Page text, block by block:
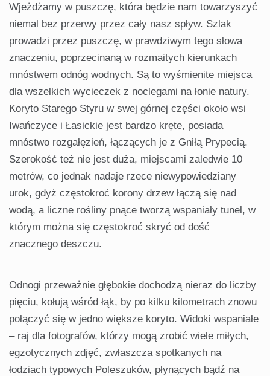
Wjeżdżamy w puszczę, która będzie nam towarzyszyć
niemal bez przerwy przez cały nasz spływ. Szlak
prowadzi przez puszczę, w prawdziwym tego słowa
znaczeniu, poprzecinaną w rozmaitych kierunkach
mnóstwem odnóg wodnych. Są to wyśmienite miejsca
dla wszelkich wycieczek z noclegami na łonie natury.
Koryto Starego Styru w swej górnej części około wsi
Iwańczyce i Łasickie jest bardzo kręte, posiada
mnóstwo rozgałęzień, łączących je z Gniłą Prypecią.
Szerokość też nie jest duża, miejscami zaledwie 10
metrów, co jednak nadaje rzece niewypowiedziany
urok, gdyż częstokroć korony drzew łączą się nad
wodą, a liczne rośliny pnące tworzą wspaniały tunel, w
którym można się częstokroć skryć od dość
znacznego deszczu.
Odnogi przeważnie głębokie dochodzą nieraz do liczby
pięciu, kołują wśród łąk, by po kilku kilometrach znowu
połączyć się w jedno większe koryto. Widoki wspaniałe
– raj dla fotografów, którzy mogą zrobić wiele miłych,
egzotycznych zdjęć, zwłaszcza spotkanych na
łodziach typowych Poleszuków, płynących bądź na